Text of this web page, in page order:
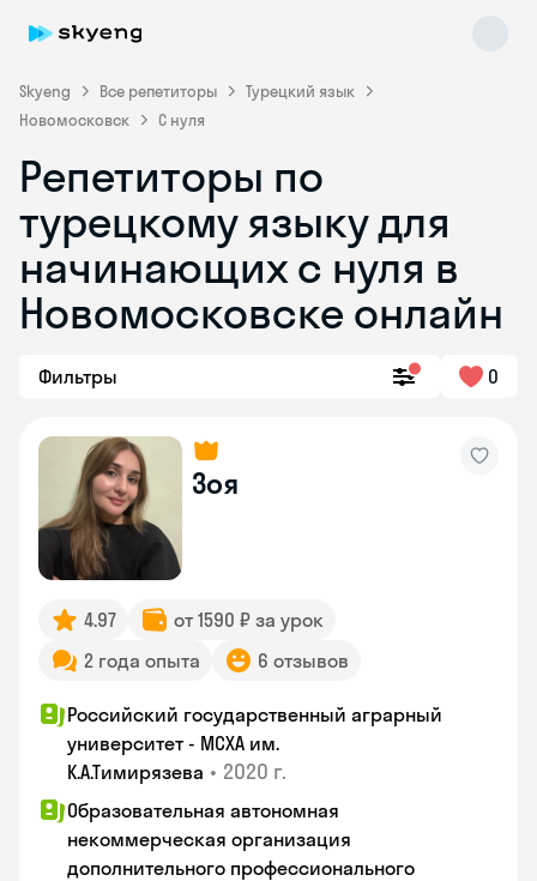
Skyeng Все репетиторы
Турецкий язык
Новомосковск
С нуля
Репетиторы по
турецкому языку для
начинающих с нуля в
Новомосковске онлайн
Фильтры 0
Зоя
4.97
от 1590 ₽ за урок
2 года опыта
6 отзывов
Российский государственный аграрный
университет - МСХА им.
К.А.Тимирязева • 2020 г.
Образовательная автономная
некоммерческая организация
дополнительного профессионального
Skyeng Chat